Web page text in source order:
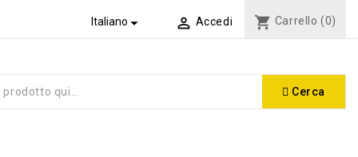
Italiano  Accedi shopping_cart Carrello (0)
Cerca